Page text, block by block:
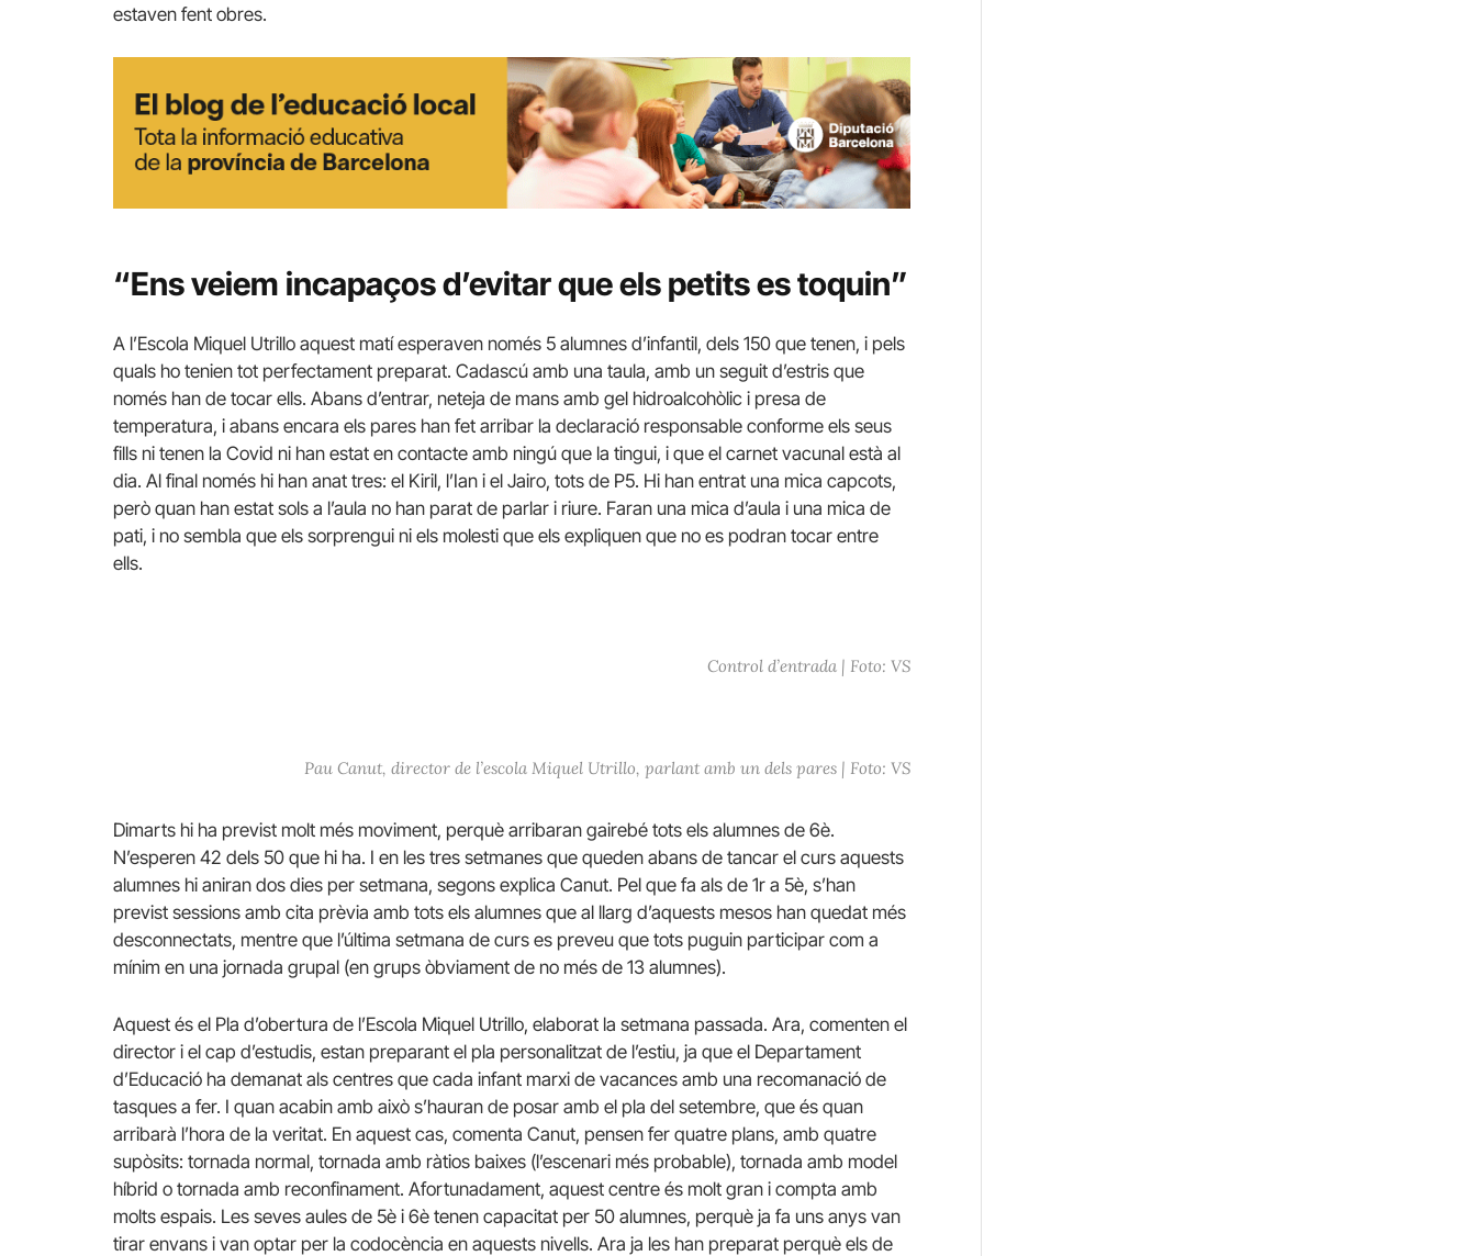
estaven fent obres.
“Ens veiem incapaços d’evitar que els petits es toquin”
A l’Escola Miquel Utrillo aquest matí esperaven només 5 alumnes d’infantil, dels 150 que tenen, i pels
quals ho tenien tot perfectament preparat. Cadascú amb una taula, amb un seguit d’estris que
només han de tocar ells. Abans d’entrar, neteja de mans amb gel hidroalcohòlic i presa de
temperatura, i abans encara els pares han fet arribar la declaració responsable conforme els seus
fills ni tenen la Covid ni han estat en contacte amb ningú que la tingui, i que el carnet vacunal està al
dia. Al final només hi han anat tres: el Kiril, l’Ian i el Jairo, tots de P5. Hi han entrat una mica capcots,
però quan han estat sols a l’aula no han parat de parlar i riure. Faran una mica d’aula i una mica de
pati, i no sembla que els sorprengui ni els molesti que els expliquen que no es podran tocar entre
ells.
Control d’entrada | Foto: VS
Pau Canut, director de l’escola Miquel Utrillo, parlant amb un dels pares | Foto: VS
Dimarts hi ha previst molt més moviment, perquè arribaran gairebé tots els alumnes de 6è.
N’esperen 42 dels 50 que hi ha. I en les tres setmanes que queden abans de tancar el curs aquests
alumnes hi aniran dos dies per setmana, segons explica Canut. Pel que fa als de 1r a 5è, s’han
previst sessions amb cita prèvia amb tots els alumnes que al llarg d’aquests mesos han quedat més
desconnectats, mentre que l’última setmana de curs es preveu que tots puguin participar com a
mínim en una jornada grupal (en grups òbviament de no més de 13 alumnes).
Aquest és el Pla d’obertura de l’Escola Miquel Utrillo, elaborat la setmana passada. Ara, comenten el
director i el cap d’estudis, estan preparant el pla personalitzat de l’estiu, ja que el Departament
d’Educació ha demanat als centres que cada infant marxi de vacances amb una recomanació de
tasques a fer. I quan acabin amb això s’hauran de posar amb el pla del setembre, que és quan
arribarà l’hora de la veritat. En aquest cas, comenta Canut, pensen fer quatre plans, amb quatre
supòsits: tornada normal, tornada amb ràtios baixes (l’escenari més probable), tornada amb model
híbrid o tornada amb reconfinament. Afortunadament, aquest centre és molt gran i compta amb
molts espais. Les seves aules de 5è i 6è tenen capacitat per 50 alumnes, perquè ja fa uns anys van
tirar envans i van optar per la codocència en aquests nivells. Ara ja les han preparat perquè els de